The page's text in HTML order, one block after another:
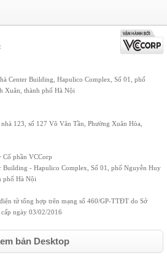
Center Building, Hapulico Complex, Số 01, phố
Xuân, thành phố Hà Nội
123, số 127 Võ Văn Tần, Phường Xuân Hòa,
phần VCCorp
Building - Hapulico Complex, Số 01, phố Nguyễn Huy
phố Hà Nội
tử tổng hợp trên mạng số 460/GP-TTĐT do Sở
ngày 03/02/2016
bản Desktop